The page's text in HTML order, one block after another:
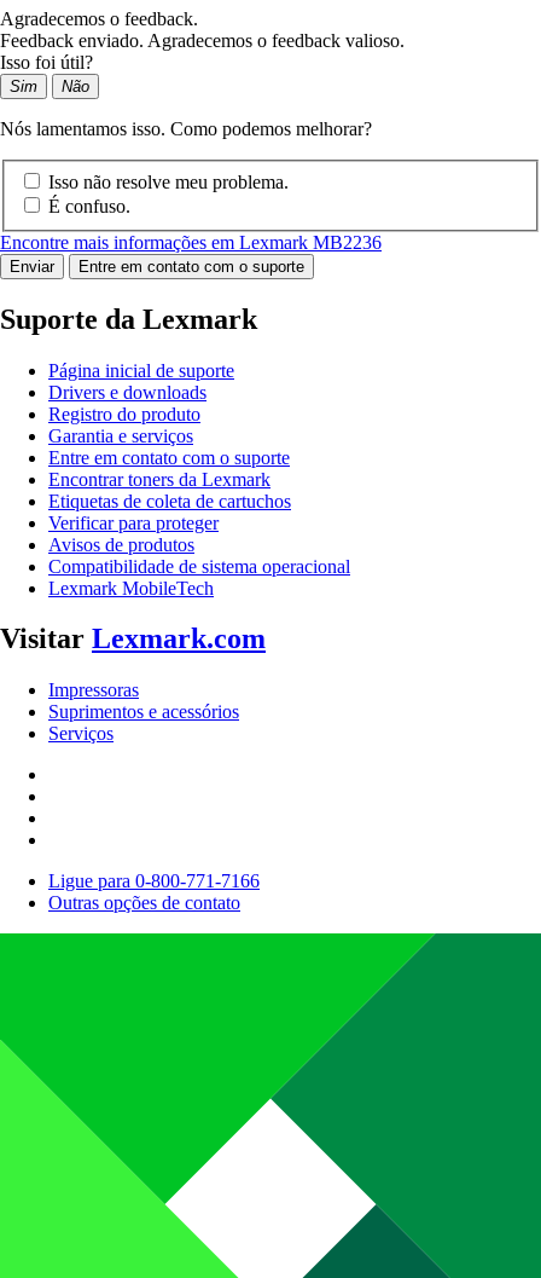
Agradecemos o feedback.
Feedback enviado. Agradecemos o feedback valioso.
Isso foi útil?
Sim Não
Nós lamentamos isso. Como podemos melhorar?
Isso não resolve meu problema.
É confuso.
Encontre mais informações em Lexmark MB2236
Enviar Entre em contato com o suporte
Suporte da Lexmark
Página inicial de suporte
Drivers e downloads
Registro do produto
Garantia e serviços
Entre em contato com o suporte
Encontrar toners da Lexmark
Etiquetas de coleta de cartuchos
Verificar para proteger
Avisos de produtos
Compatibilidade de sistema operacional
Lexmark MobileTech
Visitar Lexmark.com
Impressoras
Suprimentos e acessórios
Serviços
Ligue para 0-800-771-7166
Outras opções de contato